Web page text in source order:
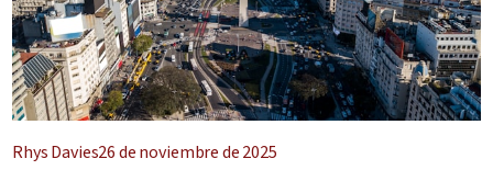
Rhys Davies26 de noviembre de 2025